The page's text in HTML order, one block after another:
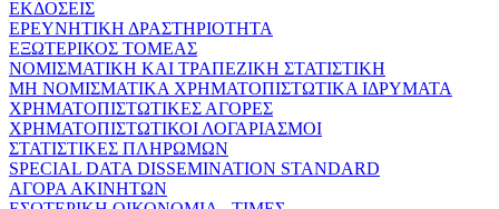
ΕΚΔΟΣΕΙΣ
ΕΡΕΥΝΗΤΙΚΗ ΔΡΑΣΤΗΡΙΟΤΗΤΑ
ΕΞΩΤΕΡΙΚΟΣ ΤΟΜΕΑΣ
ΝΟΜΙΣΜΑΤΙΚΗ ΚΑΙ ΤΡΑΠΕΖΙΚΗ ΣΤΑΤΙΣΤΙΚΗ
ΜΗ ΝΟΜΙΣΜΑΤΙΚΑ ΧΡΗΜΑΤΟΠΙΣΤΩΤΙΚΑ ΙΔΡΥΜΑΤΑ
ΧΡΗΜΑΤΟΠΙΣΤΩΤΙΚΕΣ ΑΓΟΡΕΣ
ΧΡΗΜΑΤΟΠΙΣΤΩΤΙΚΟΙ ΛΟΓΑΡΙΑΣΜΟΙ
ΣΤΑΤΙΣΤΙΚΕΣ ΠΛΗΡΩΜΩΝ
SPECIAL DATA DISSEMINATION STANDARD
ΑΓΟΡΑ ΑΚΙΝΗΤΩΝ